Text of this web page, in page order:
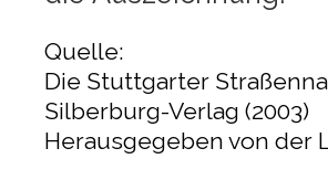
Quelle:
Die Stuttgarter
Silberburg-Verlag (2003)
Herausgegeben von der